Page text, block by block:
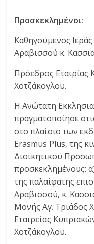
Προσκεκλημένοι:
Καθηγούμενος
Αραβισσού κ.
Πρόεδρος
Χοτζάκογλου.
Η Ανώτατη
πραγματοποίησε
στο πλαίσιο των
Erasmus Plus, της
Διοικητικού
προσκεκλημένους:
της παλαίφατης
Αραβισσού, κ.
Μονής Αγ. Τριάδος
Εταιρείας
Χοτζάκογλου.